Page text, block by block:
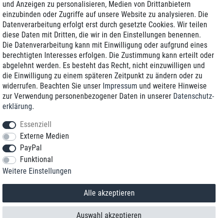
Zustellung am nächsten Werktag
Günstiger Versand
Generalüberholt mit Garantie
+49 8989 96160*
*Sie erreichen uns zum Ortstarif von Montag bis Freitag von 9 Uhr - 18 Uhr.
© 2018 TOP TEN Computervertrieb GmbH
und Anzeigen zu personalisieren, Medien von Drittanbietern
einzubinden oder Zugriffe auf unsere Website zu analysieren. Die
Datenverarbeitung erfolgt erst durch gesetzte Cookies. Wir teilen
diese Daten mit Dritten, die wir in den Einstellungen benennen.
Die Datenverarbeitung kann mit Einwilligung oder aufgrund eines
berechtigten Interesses erfolgen. Die Zustimmung kann erteilt oder
abgelehnt werden. Es besteht das Recht, nicht einzuwilligen und
die Einwilligung zu einem späteren Zeitpunkt zu ändern oder zu
widerrufen. Beachten Sie unser Impressum und weitere Hinweise
zur Verwendung personenbezogener Daten in unserer Daten­schutz­
erklärung.
Essenziell
Externe Medien
PayPal
Funktional
Weitere Einstellungen
Alle akzeptieren
Auswahl akzeptieren